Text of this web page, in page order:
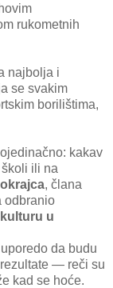
rukometnih
najbolja i
se svakim
borilištima,
kakav
ili na
, člana
odbranio
u
da budu
— reči su
kad se hoće.